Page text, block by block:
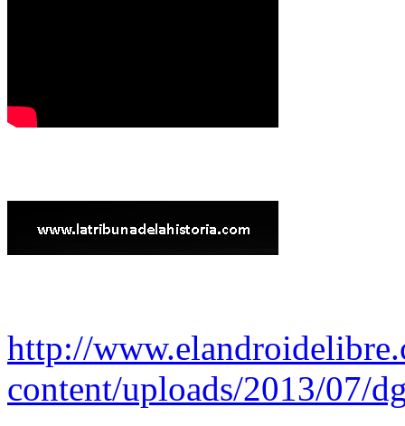
http://
content/uploads/2013/07/